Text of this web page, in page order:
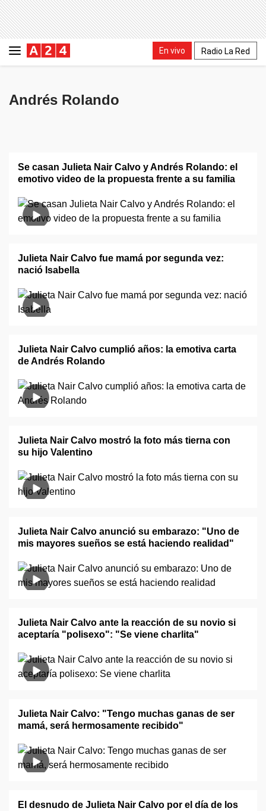
En vivo Radio La Red
Andrés Rolando
Se casan Julieta Nair Calvo y Andrés Rolando: el
emotivo video de la propuesta frente a su familia
Julieta Nair Calvo fue mamá por segunda vez:
nació Isabella
Julieta Nair Calvo cumplió años: la emotiva carta
de Andrés Rolando
Julieta Nair Calvo mostró la foto más tierna con
su hijo Valentino
Julieta Nair Calvo anunció su embarazo: "Uno de
mis mayores sueños se está haciendo realidad"
Julieta Nair Calvo ante la reacción de su novio si
aceptaría "polisexo": "Se viene charlita"
Julieta Nair Calvo: "Tengo muchas ganas de ser
mamá, será hermosamente recibido"
El desnudo de Julieta Nair Calvo por el día de los